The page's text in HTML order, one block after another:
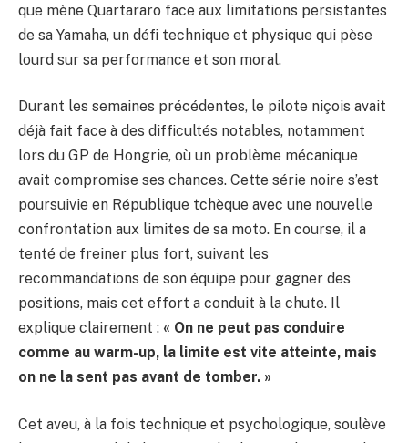
que mène Quartararo face aux limitations persistantes
de sa Yamaha, un défi technique et physique qui pèse
lourd sur sa performance et son moral.
Durant les semaines précédentes, le pilote niçois avait
déjà fait face à des difficultés notables, notamment
lors du GP de Hongrie, où un problème mécanique
avait compromise ses chances. Cette série noire s’est
poursuivie en République tchèque avec une nouvelle
confrontation aux limites de sa moto. En course, il a
tenté de freiner plus fort, suivant les
recommandations de son équipe pour gagner des
positions, mais cet effort a conduit à la chute. Il
explique clairement : « On ne peut pas conduire
comme au warm-up, la limite est vite atteinte, mais
on ne la sent pas avant de tomber. »
Cet aveu, à la fois technique et psychologique, soulève